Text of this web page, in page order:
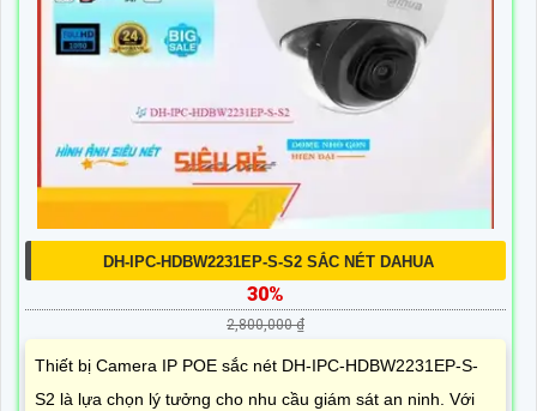
DH-IPC-HDBW2231EP-S-S2 SẮC NÉT DAHUA
30%
2,800,000 ₫
Thiết bị Camera IP POE sắc nét DH-IPC-HDBW2231EP-S-
S2 là lựa chọn lý tưởng cho nhu cầu giám sát an ninh. Với